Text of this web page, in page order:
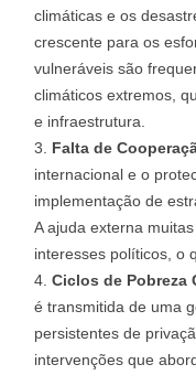
climáticas e os
crescente para os
vulneráveis são
climáticos extremos,
e infraestrutura.
Falta de
internacional e o
implementação de
A ajuda externa
interesses políticos, o
Ciclos de Pobreza
é transmitida de uma
persistentes de
intervenções que